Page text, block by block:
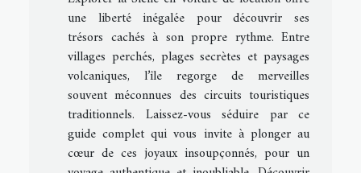
une liberté inégalée pour découvrir ses
trésors cachés à son propre rythme. Entre
villages perchés, plages secrètes et paysages
volcaniques, l’île regorge de merveilles
souvent méconnues des circuits touristiques
traditionnels. Laissez-vous séduire par ce
guide complet qui vous invite à plonger au
cœur de ces joyaux insoupçonnés, pour un